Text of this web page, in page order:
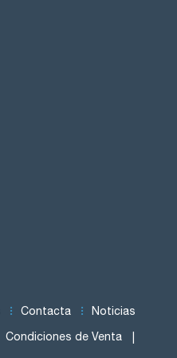
Contacta Noticias
Condiciones de Venta